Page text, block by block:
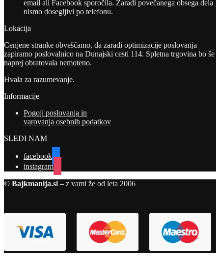
email ali Facebook sporočila. Zaradi povečanega obsega dela
nismo dosegljivi po telefonu.
Lokacija
Cenjene stranke obveščamo, da zaradi optimizacije poslovanja
zapiramo poslovalnico na Dunajski cesti 114. Spletna trgovina bo še
naprej obratovala nemoteno.
Hvala za razumevanje.
Informacije
Pogoji poslovanja in
varovanja osebnih podatkov
SLEDI NAM
facebook
instagram
© Bajkmanija.si– z vami že od leta 2006